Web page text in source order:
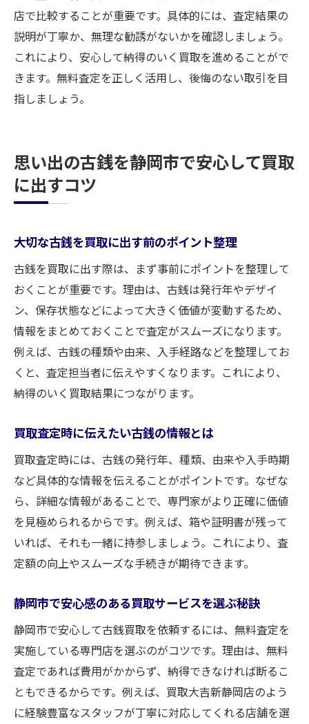
店で比較することが重要です。具体的には、査定結果の
説明が丁寧か、無理な勧誘がないかを確認しましょう。
これにより、安心して納得のいく買取を進めることがで
きます。無料査定を正しく活用し、後悔のない取引を目
指しましょう。
思い出の古銭を静岡市で安心して買取
に出すコツ
大切な古銭を買取に出す前のポイント整理
古銭を買取に出す際は、まず事前にポイントを整理して
おくことが重要です。理由は、古銭は発行年やデザイ
ン、保存状態などによって大きく価値が変動するため、
情報をまとめておくことで査定がスムーズになります。
例えば、古銭の種類や由来、入手経路などを整理してお
くと、査定担当者に伝えやすくなります。これにより、
納得のいく買取結果につながります。
買取査定時に伝えたい古銭の情報とは
買取査定時には、古銭の発行年、種類、由来や入手時期
など具体的な情報を伝えることがポイントです。なぜな
ら、詳細な情報があることで、専門家がより正確に価値
を見極められるからです。例えば、箱や証明書が残って
いれば、それも一緒に持参しましょう。これにより、査
定額の向上やスムーズな手続きが期待できます。
静岡市で安心感のある買取サービスを選ぶ秘訣
静岡市で安心して古銭買取を依頼するには、無料査定を
実施している専門店を選ぶのがコツです。理由は、無料
査定であれば費用がかからず、納得できなければ断るこ
ともできるからです。例えば、買取大吉新静岡店のよう
に経験豊富なスタッフが丁寧に対応してくれる店舗を選